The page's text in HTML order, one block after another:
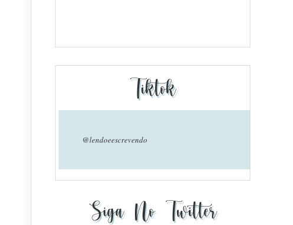
Tiktok
@lendoeescrevendo
Siga No Twitter